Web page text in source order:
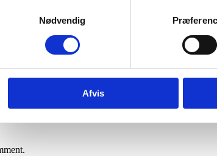
Nødvendig
Afvis
Town ved siden af Creek Rd., og her finder man
er lidt kaotiske, er markedet alligevel et besøg
handlende til lugten af friske krydderier og fisk.
dig til unikke varer af lokalt håndværk, eller du
største vandfald “Sanje Waterfall”